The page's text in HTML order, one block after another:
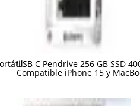
USB C Pendrive 256 GB SSD
Compatible iPhone 15 y